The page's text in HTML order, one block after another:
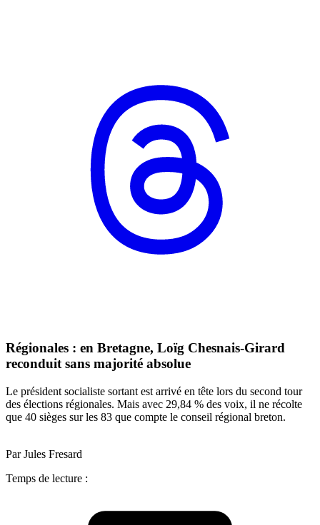
Régionales : en Bretagne, Loïg Chesnais-Girard
reconduit sans majorité absolue
Le président socialiste sortant est arrivé en tête lors du second tour
des élections régionales. Mais avec 29,84 % des voix, il ne récolte
que 40 sièges sur les 83 que compte le conseil régional breton.
Par Jules Fresard
Temps de lecture :